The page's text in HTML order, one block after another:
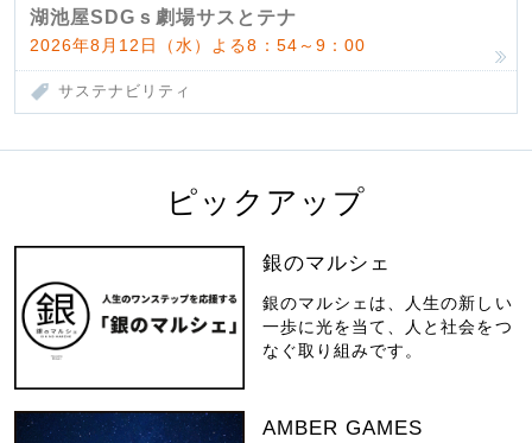
湖池屋SDGｓ劇場サスとテナ
2026年8月12日（水）よる8：54～9：00
サステナビリティ
ピックアップ
銀のマルシェ
銀のマルシェは、人生の新しい
一歩に光を当て、人と社会をつ
なぐ取り組みです。
AMBER GAMES